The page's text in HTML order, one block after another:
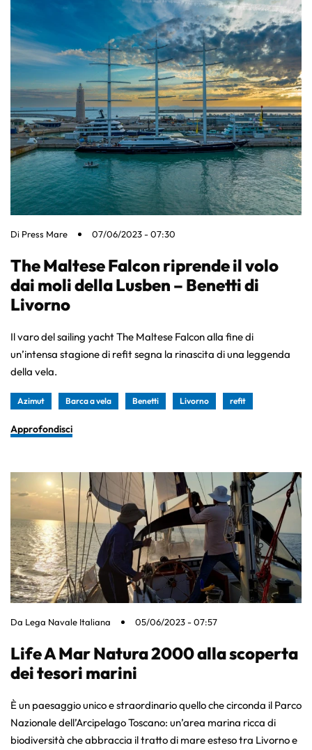
Di Press Mare 07/06/2023 - 07:30
The Maltese Falcon riprende il volo
dai moli della Lusben – Benetti di
Livorno
Il varo del sailing yacht The Maltese Falcon alla fine di
un’intensa stagione di refit segna la rinascita di una leggenda
della vela.
Azimut Barca a vela Benetti Livorno refit
Approfondisci
Da Lega Navale Italiana 05/06/2023 - 07:57
Life A Mar Natura 2000 alla scoperta
dei tesori marini
È un paesaggio unico e straordinario quello che circonda il Parco
Nazionale dell’Arcipelago Toscano: un’area marina ricca di
biodiversità che abbraccia il tratto di mare esteso tra Livorno e